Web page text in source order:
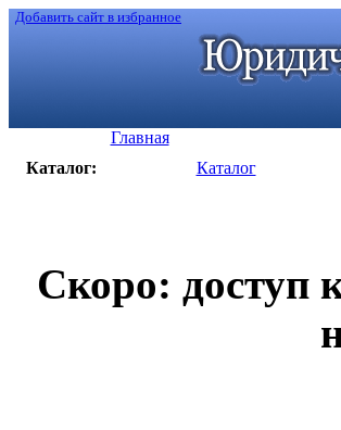
Добавить сайт в избранное
Главная
Каталог:
Каталог
Скоро: доступ